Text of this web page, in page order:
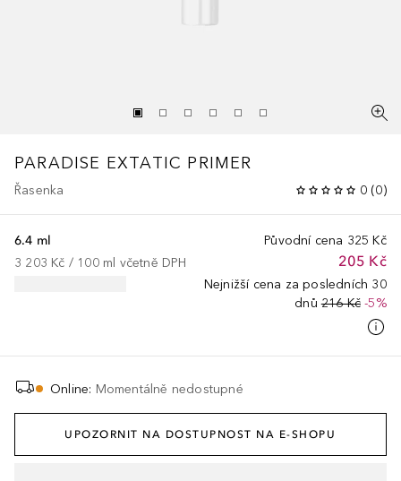
PARADISE EXTATIC PRIMER
Řasenka 0 (0)
Původní cena 325 Kč
205 Kč
Nejnižší cena za posledních 30
dnů 216 Kč -5%
6.4 ml
3 203 Kč / 100 ml včetně DPH
Online: Momentálně nedostupné
UPOZORNIT NA DOSTUPNOST NA E-SHOPU